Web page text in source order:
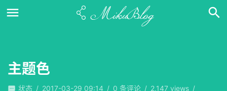
主题色
状态 / 2017-03-29 09:14 / 0 条评论 / 2,147 views /